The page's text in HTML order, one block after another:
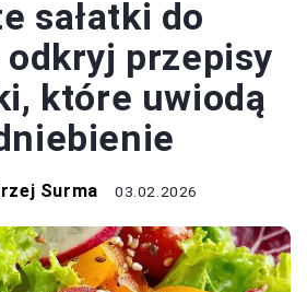
sałatki do
przepisy
które uwiodą
Surma 03.02.2026